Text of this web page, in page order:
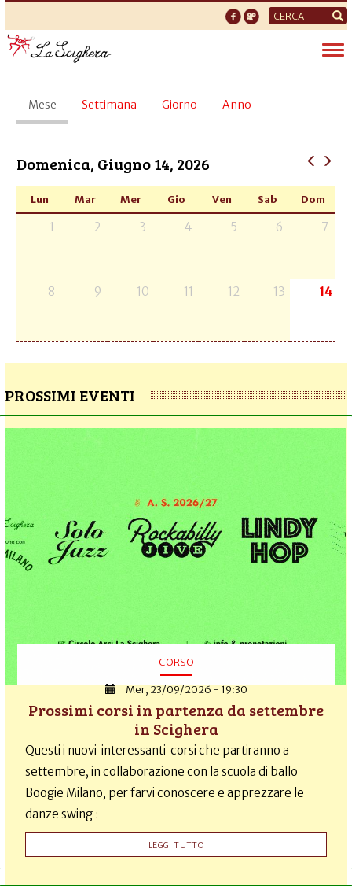
Form
di
ricerca
Schede
primarie
Mese (scheda
attiva)
Settimana Giorno Anno
Domenica, Giugno 14, 2026
Lun Mar Mer Gio Ven Sab Dom
1 2 3 4 5 6 7
8 9 10 11 12 13 14
PROSSIMI EVENTI
CORSO
Mer, 23/09/2026 - 19:30
Prossimi corsi in partenza da settembre
in Scighera
Questi i nuovi interessanti corsi che partiranno a
settembre, in collaborazione con la scuola di ballo
Boogie Milano, per farvi conoscere e apprezzare le
danze swing :
LEGGI TUTTO